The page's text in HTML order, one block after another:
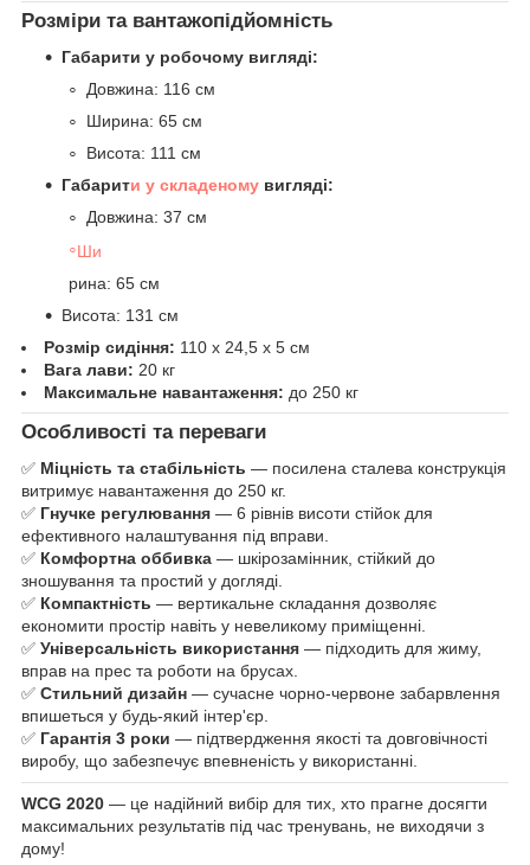
Розміри та вантажопідйомність
Габарити у робочому вигляді:
Довжина: 116 см
Ширина: 65 см
Висота: 111 см
Габарити у складеному вигляді:
Довжина: 37 см
Ши
рина: 65 см
Висота: 131 см
Розмір сидіння: 110 х 24,5 х 5 см
Вага лави: 20 кг
Максимальне навантаження: до 250 кг
Особливості та переваги
✅ Міцність та стабільність — посилена сталева конструкція
витримує навантаження до 250 кг.
✅ Гнучке регулювання — 6 рівнів висоти стійок для
ефективного налаштування під вправи.
✅ Комфортна оббивка — шкірозамінник, стійкий до
зношування та простий у догляді.
✅ Компактність — вертикальне складання дозволяє
економити простір навіть у невеликому приміщенні.
✅ Універсальність використання — підходить для жиму,
вправ на прес та роботи на брусах.
✅ Стильний дизайн — сучасне чорнo-червоне забарвлення
впишеться у будь-який інтер'єр.
✅ Гарантія 3 роки — підтвердження якості та довговічності
виробу, що забезпечує впевненість у використанні.
WCG 2020 — це надійний вибір для тих, хто прагне досягти
максимальних результатів під час тренувань, не виходячи з
дому!